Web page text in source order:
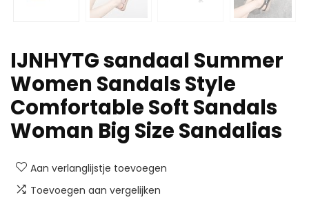
IJNHYTG sandaal Summer
Women Sandals Style
Comfortable Soft Sandals
Woman Big Size Sandalias
Aan verlanglijstje toevoegen
Toevoegen aan vergelijken